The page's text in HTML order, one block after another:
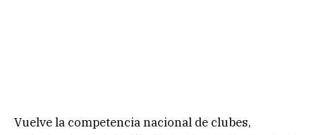
Vuelve la competencia nacional de clubes,